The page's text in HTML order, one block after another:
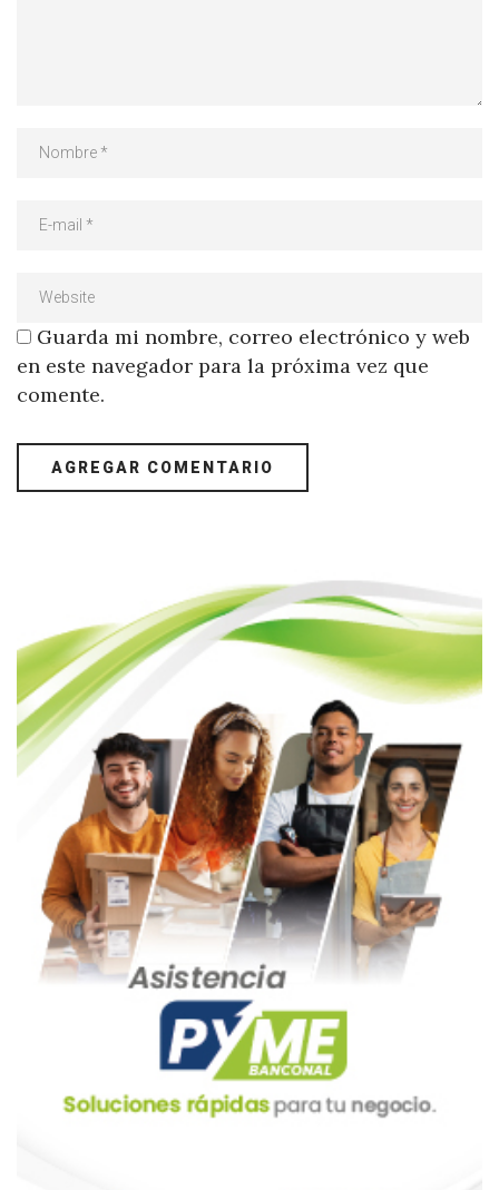
Guarda mi nombre, correo electrónico y web
en este navegador para la próxima vez que
comente.